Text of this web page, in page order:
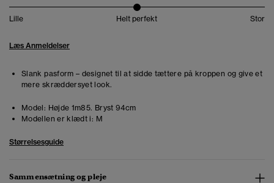
Lille Helt perfekt Stor
Læs Anmeldelser
Slank pasform – designet til at sidde tættere på kroppen og give et
mere skræddersyet look.
Model: Højde 1m85. Bryst 94cm
Modellen er klædt i: M
Størrelsesguide
Sammensætning og pleje